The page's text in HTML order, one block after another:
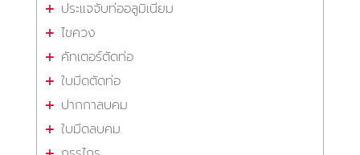
ประแจจับท่ออลูมิเนียม
ไขควง
คัทเตอร์ตัดท่อ
ใบมีดตัดท่อ
ปากกาลบคม
ใบมีดลบคม